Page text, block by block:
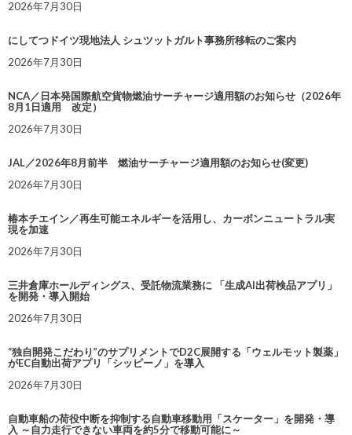
2026年7月30日
にしてつドイツ現地法人 シュツットガルト事務所移転のご案内
2026年7月30日
NCA／日本発国際航空貨物燃油サーチャージ適用額のお知らせ（2026年
8月1日適用 改定）
2026年7月30日
JAL／2026年8月前半 燃油サーチャージ適用額のお知らせ(変更)
2026年7月30日
椿本チエイン／再生可能エネルギーを活用し、カーボンニュートラル実
現を加速
2026年7月30日
三井倉庫ホールディングス、受託物流業務に 「生成AI出荷検品アプリ」
を開発・導入開始
2026年7月30日
“独自開発こだわり”のサプリメントでD2C展開する「ウェルモット製薬」
がEC自動出荷アプリ「シッピーノ」を導入
2026年7月30日
自動車船の荷役中断を抑制する自動車移動用「スケーター」を開発・導
入 ～自力走行できない車両を約5分で移動可能に～